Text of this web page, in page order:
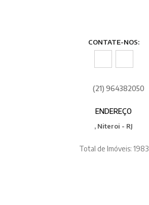
CONTATE-NOS:
(21) 964382050
ENDEREÇO
, Niteroi - RJ
Total de Imóveis: 1983